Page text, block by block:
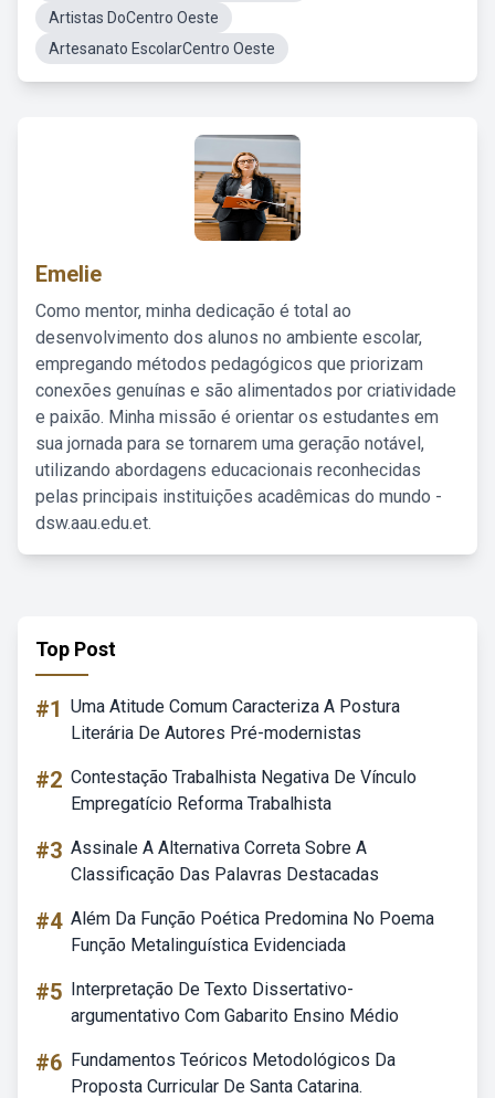
Artistas DoCentro Oeste
Artesanato EscolarCentro Oeste
Emelie
Como mentor, minha dedicação é total ao
desenvolvimento dos alunos no ambiente escolar,
empregando métodos pedagógicos que priorizam
conexões genuínas e são alimentados por criatividade
e paixão. Minha missão é orientar os estudantes em
sua jornada para se tornarem uma geração notável,
utilizando abordagens educacionais reconhecidas
pelas principais instituições acadêmicas do mundo -
dsw.aau.edu.et.
Top Post
#1 Uma Atitude Comum Caracteriza A Postura
Literária De Autores Pré-modernistas
#2 Contestação Trabalhista Negativa De Vínculo
Empregatício Reforma Trabalhista
#3 Assinale A Alternativa Correta Sobre A
Classificação Das Palavras Destacadas
#4 Além Da Função Poética Predomina No Poema
Função Metalinguística Evidenciada
#5 Interpretação De Texto Dissertativo-
argumentativo Com Gabarito Ensino Médio
#6 Fundamentos Teóricos Metodológicos Da
Proposta Curricular De Santa Catarina.